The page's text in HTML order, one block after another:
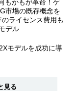
もかもが革命！ゲ
市場の既存概念を
ライセンス費用も
デル
モデルを成功に導
見る